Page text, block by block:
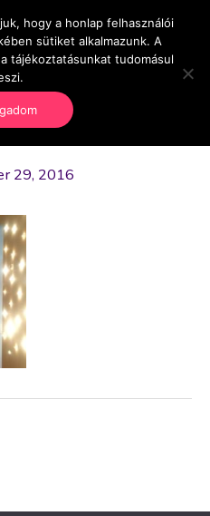
Main
29, 2016
hogy a honlap felhasználói
sütiket alkalmazunk. A
tájékoztatásunkat tudomásul